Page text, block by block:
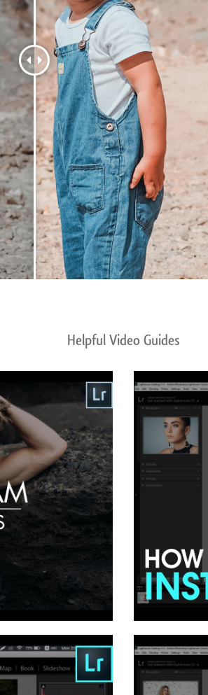
phẩm Ékszer -retusálási szolgáltatások
Helpful Video Guides